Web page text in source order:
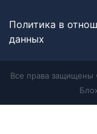
Политика в
данных
Все права